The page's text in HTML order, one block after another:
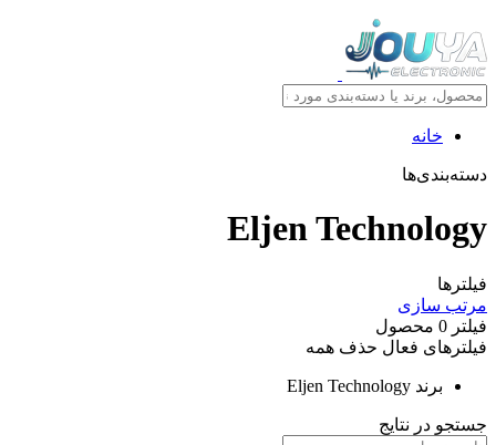
خانه
دسته‌بندی‌ها
Eljen Technology
فیلترها
مرتب سازی
فیلتر 0 محصول
فیلترهای فعال حذف همه
برند Eljen Technology
جستجو در نتایج